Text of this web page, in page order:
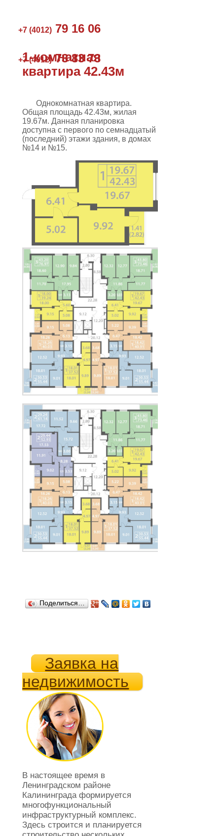
+7 (4012) 79 16 06
+7 (4012) 73 83 73
1-комнатная
квартира 42.43м
Однокомнатная квартира.
Общая площадь 42.43м, жилая
19.67м. Данная планировка
доступна с первого по семнадцатый
(последний) этажи здания, в домах
№14 и №15.
Поделиться…
Заявка на
недвижимость
В настоящее время в
Ленинградском районе
Калининграда формируется
многофункциональный
инфраструктурный комплекс.
Здесь строится и планируется